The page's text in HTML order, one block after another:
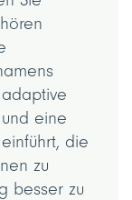
eine
die
zu
besser zu